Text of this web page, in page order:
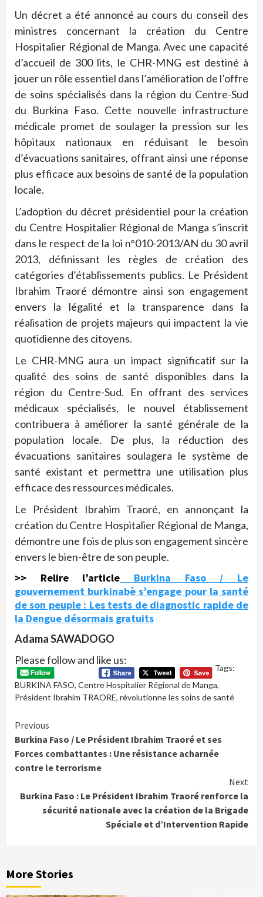
Un décret a été annoncé au cours du conseil des
ministres concernant la création du Centre
Hospitalier Régional de Manga. Avec une capacité
d’accueil de 300 lits, le CHR-MNG est destiné à
jouer un rôle essentiel dans l’amélioration de l’offre
de soins spécialisés dans la région du Centre-Sud
du Burkina Faso. Cette nouvelle infrastructure
médicale promet de soulager la pression sur les
hôpitaux nationaux en réduisant le besoin
d’évacuations sanitaires, offrant ainsi une réponse
plus efficace aux besoins de santé de la population
locale.
L’adoption du décret présidentiel pour la création
du Centre Hospitalier Régional de Manga s’inscrit
dans le respect de la loi n°010-2013/AN du 30 avril
2013, définissant les règles de création des
catégories d’établissements publics. Le Président
Ibrahim Traoré démontre ainsi son engagement
envers la légalité et la transparence dans la
réalisation de projets majeurs qui impactent la vie
quotidienne des citoyens.
Le CHR-MNG aura un impact significatif sur la
qualité des soins de santé disponibles dans la
région du Centre-Sud. En offrant des services
médicaux spécialisés, le nouvel établissement
contribuera à améliorer la santé générale de la
population locale. De plus, la réduction des
évacuations sanitaires soulagera le système de
santé existant et permettra une utilisation plus
efficace des ressources médicales.
Le Président Ibrahim Traoré, en annonçant la
création du Centre Hospitalier Régional de Manga,
démontre une fois de plus son engagement sincère
envers le bien-être de son peuple.
>> Relire l’article Burkina Faso / Le
gouvernement burkinabè s’engage pour la santé
de son peuple : Les tests de diagnostic rapide de
la Dengue désormais gratuits
Adama SAWADOGO
Please follow and like us:
Tags:
BURKINA FASO, Centre Hospitalier Régional de Manga,
Président Ibrahim TRAORE, révolutionne les soins de santé
Continue
Reading
Previous
Burkina Faso / Le Président Ibrahim Traoré et ses
Forces combattantes : Une résistance acharnée
contre le terrorisme
Next
Burkina Faso : Le Président Ibrahim Traoré renforce la
sécurité nationale avec la création de la Brigade
Spéciale et d’Intervention Rapide
More Stories